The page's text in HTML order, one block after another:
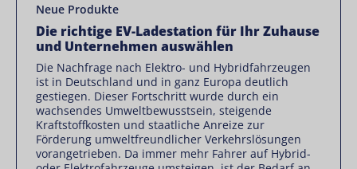
Neue Produkte
Die richtige EV-Ladestation für Ihr Zuhause
und Unternehmen auswählen
Die Nachfrage nach Elektro- und Hybridfahrzeugen
ist in Deutschland und in ganz Europa deutlich
gestiegen. Dieser Fortschritt wurde durch ein
wachsendes Umweltbewusstsein, steigende
Kraftstoffkosten und staatliche Anreize zur
Förderung umweltfreundlicher Verkehrslösungen
vorangetrieben. Da immer mehr Fahrer auf Hybrid-